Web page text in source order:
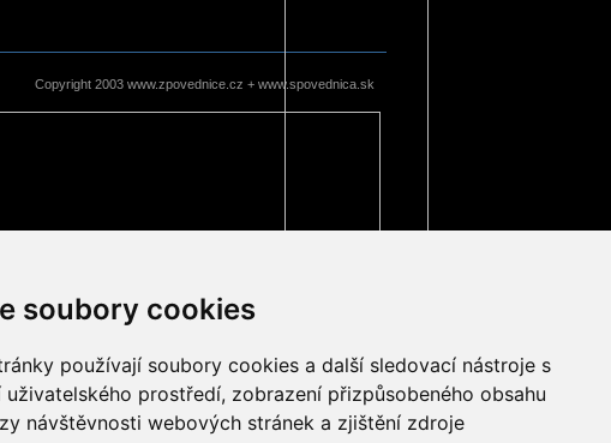
soubory cookies
používají soubory cookies a další sledovací nástroje s
uživatelského prostředí, zobrazení přizpůsobeného obsahu
návštěvnosti webových stránek a zjištění zdroje
Copyright 2003 www.zpovednice.cz + www.spovednica.sk